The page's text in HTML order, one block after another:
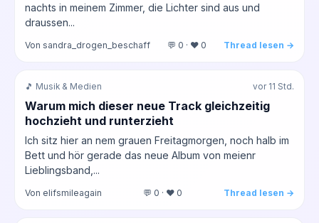
nachts in meinem Zimmer, die Lichter sind aus und
draussen...
Von sandra_drogen_beschaff 💬 0 · ❤️ 0 Thread lesen →
🎵 Musik & Medien vor 11 Std.
Warum mich dieser neue Track gleichzeitig
hochzieht und runterzieht
Ich sitz hier an nem grauen Freitagmorgen, noch halb im
Bett und hör gerade das neue Album von meienr
Lieblingsband,...
Von elifsmileagain 💬 0 · ❤️ 0 Thread lesen →